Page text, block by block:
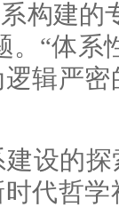
构建的
。“体系
辑严
设的
代哲